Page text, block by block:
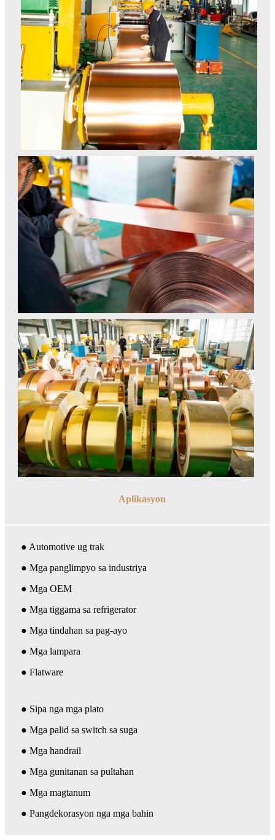
Aplikasyon
● Automotive ug trak
● Mga panglimpyo sa industriya
● Mga OEM
● Mga tiggama sa refrigerator
● Mga tindahan sa pag-ayo
● Mga lampara
● Flatware
● Sipa nga mga plato
● Mga palid sa switch sa suga
● Mga handrail
● Mga gunitanan sa pultahan
● Mga magtanum
● Pangdekorasyon nga mga bahin